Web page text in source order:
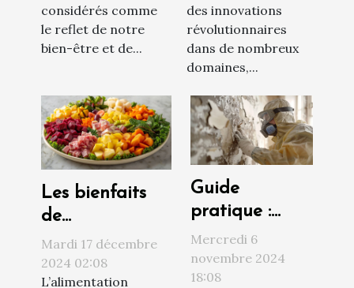
considérés comme
le reflet de notre
bien-être et de...
des innovations
révolutionnaires
dans de nombreux
domaines,...
Les bienfaits
de
l'alimentation
végane sur la
Mardi 17 décembre
2024 02:08
L’alimentation
Guide
pratique :
comment
procéder à un
diagnostic
Mercredi 6
novembre 2024
18:08